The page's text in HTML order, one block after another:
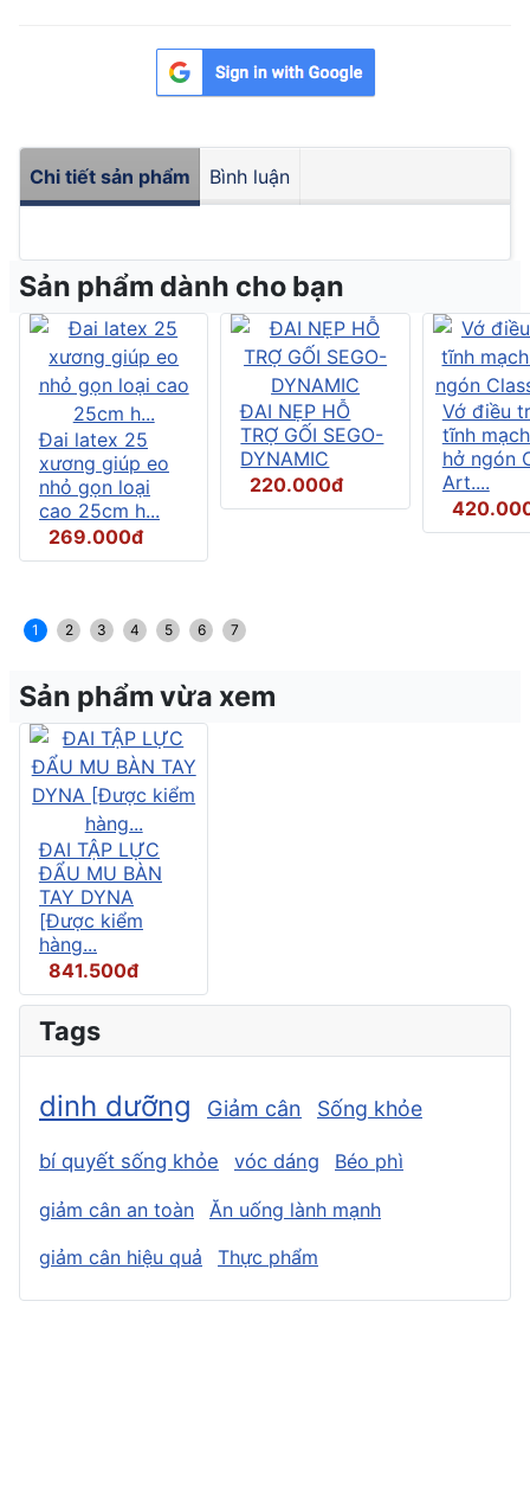
Chi tiết sản phẩm Bình luận
Sản phẩm dành cho bạn
Đai latex 25
xương giúp eo
nhỏ gọn loại
cao 25cm h...
269.000đ
ĐAI NẸP HỖ
TRỢ GỐI SEGO-
DYNAMIC
220.000đ
Vớ điều
tĩnh
hở ngón
Art....
1 2 3 4 5 6 7
Sản phẩm vừa xem
ĐAI TẬP LỰC
ĐẨU MU BÀN
TAY DYNA
[Được kiểm
hàng...
841.500đ
Tags
dinh dưỡng Giảm cân Sống khỏe
bí quyết sống khỏe vóc dáng Béo phì
giảm cân an toàn
Ăn uống lành mạnh
giảm cân hiệu quả
Thực phẩm